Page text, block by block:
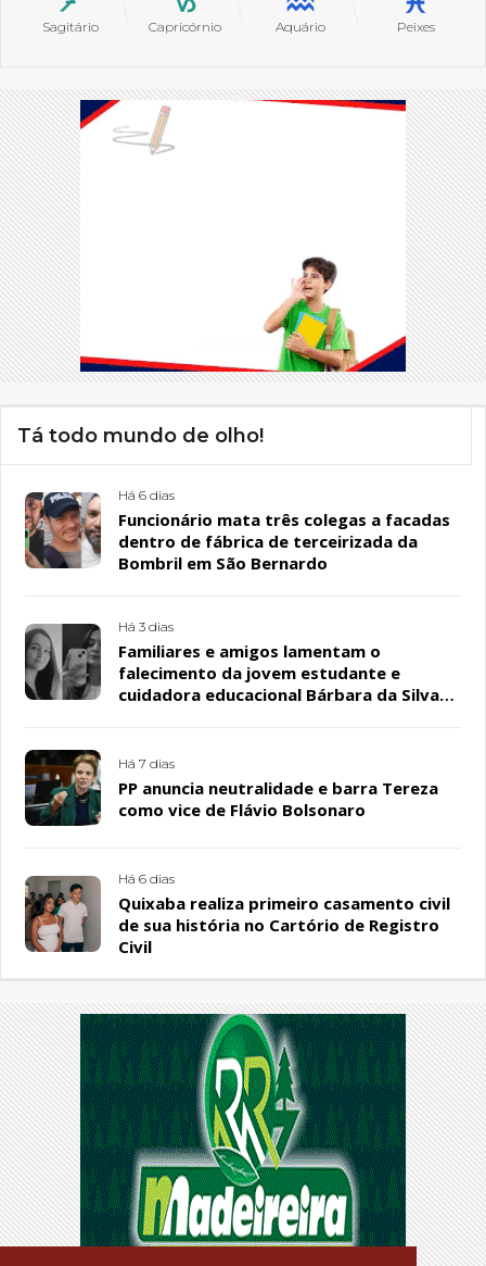
Sagitário Capricórnio Aquário Peixes
Tá todo mundo de olho!
Há 6 dias
Funcionário mata três colegas a facadas
dentro de fábrica de terceirizada da
Bombril em São Bernardo
Há 3 dias
Familiares e amigos lamentam o
falecimento da jovem estudante e
cuidadora educacional Bárbara da Silva
Há 7 dias
PP anuncia neutralidade e barra Tereza
como vice de Flávio Bolsonaro
Há 6 dias
Quixaba realiza primeiro casamento civil
de sua história no Cartório de Registro
Civil